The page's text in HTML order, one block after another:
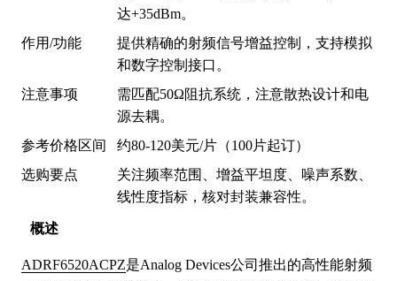
概述
ADRF6520ACPZ是Analog Devices公司推出的高性能射频
达+35dBm。
作用/功能
提供精确的射频信号增益控制，支持模拟
和数字控制接口。
注意事项
需匹配50Ω阻抗系统，注意散热设计和电
源去耦。
参考价格区间
约80-120美元/片（100片起订）
选购要点
关注频率范围、增益平坦度、噪声系数、
线性度指标，核对封装兼容性。